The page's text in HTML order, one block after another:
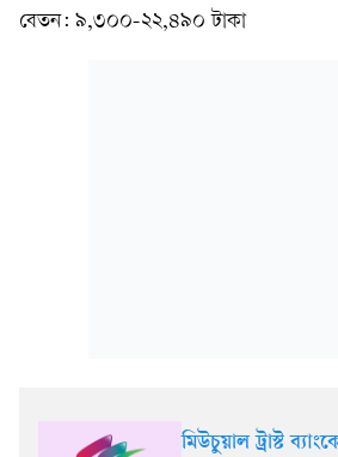
বেতন: ৯,৩০০-২২,৪৯০ টাকা
মিউচুয়াল ট্রাস্ট